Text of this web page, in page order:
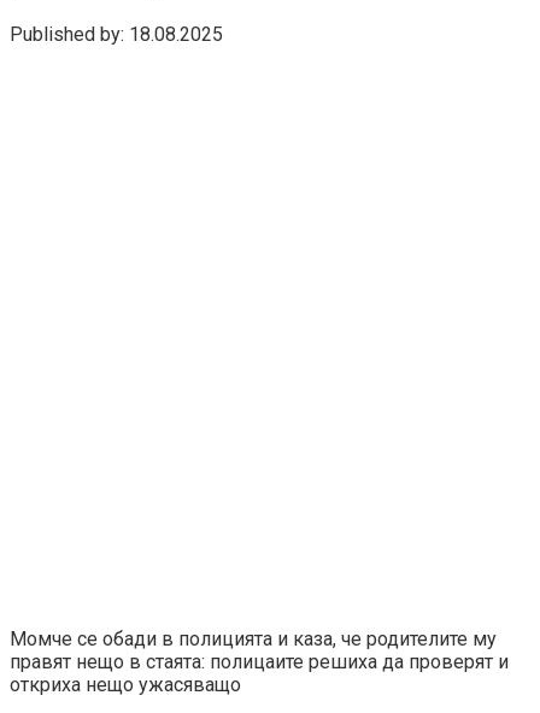
Published by: 18.08.2025
Момче се обади в полицията и каза, че родителите му
правят нещо в стаята: полицаите решиха да проверят и
откриха нещо ужасяващо